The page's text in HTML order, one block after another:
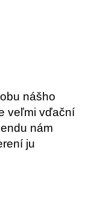
nášho
veľmi vďační
nám
ju